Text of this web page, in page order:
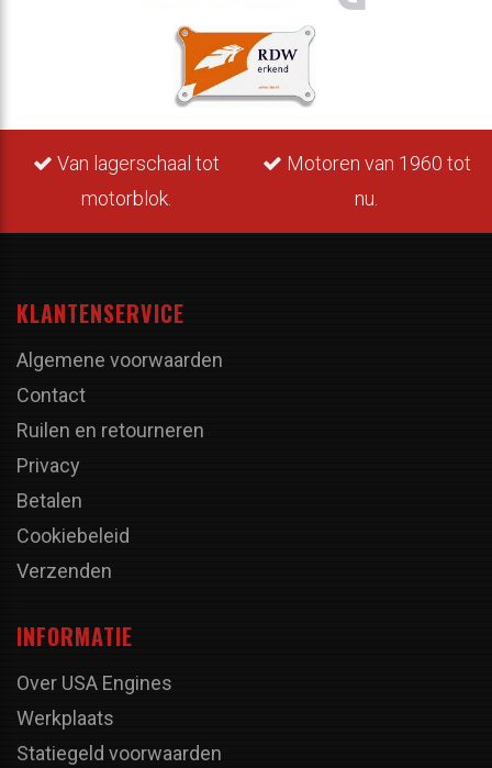
Van lagerschaal tot
motorblok.
Motoren van 1960 tot
nu.
KLANTENSERVICE
Algemene voorwaarden
Contact
Ruilen en retourneren
Privacy
Betalen
Cookiebeleid
Verzenden
INFORMATIE
Over USA Engines
Werkplaats
Statiegeld voorwaarden